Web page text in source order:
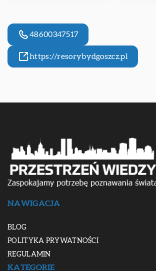
48600347517
https://resorybydgoszcz.pl
NAWIGACJA
BLOG
POLITYKA PRYWATNOŚCI
REGULAMIN
KATEGORIE